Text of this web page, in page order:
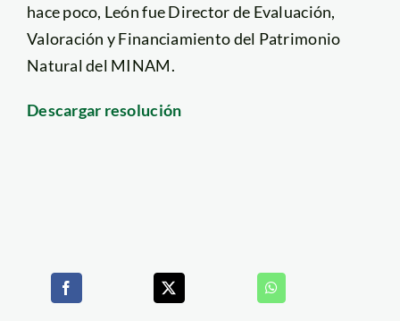
hace poco, León fue Director de Evaluación,
Valoración y Financiamiento del Patrimonio
Natural del MINAM.
Descargar resolución